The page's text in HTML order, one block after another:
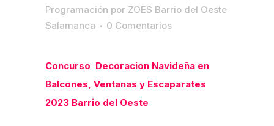
Programación por ZOES Barrio del Oeste
Salamanca
0 Comentarios
Concurso Decoracion Navideña en
Balcones, Ventanas y Escaparates
2023 Barrio del Oeste